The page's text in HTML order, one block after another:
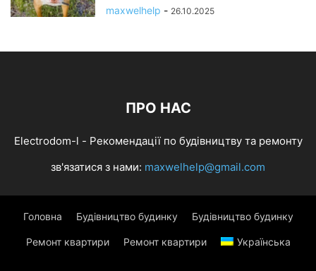
maxwelhelp - 26.10.2025
ПРО НАС
Electrodom-l - Рекомендації по будівництву та ремонту
зв'язатися з нами: maxwelhelp@gmail.com
Головна Будівництво будинку Будівництво будинку
Ремонт квартири Ремонт квартири Українська